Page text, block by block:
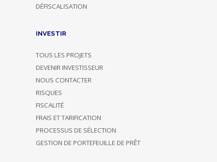
DÉFISCALISATION
INVESTIR
TOUS LES PROJETS
DEVENIR INVESTISSEUR
NOUS CONTACTER
RISQUES
FISCALITÉ
FRAIS ET TARIFICATION
PROCESSUS DE SÉLECTION
GESTION DE PORTEFEUILLE DE PRÊT